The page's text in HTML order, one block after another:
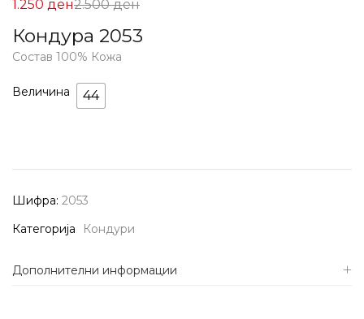
Кондура 2053
1.250 денЦена
Попуст:
2.500денНормална
2.500 ден.
Состав 100% Кожа
Величина 44
Шифра: 2053
Категорија
Кондури
Дополнителни информации